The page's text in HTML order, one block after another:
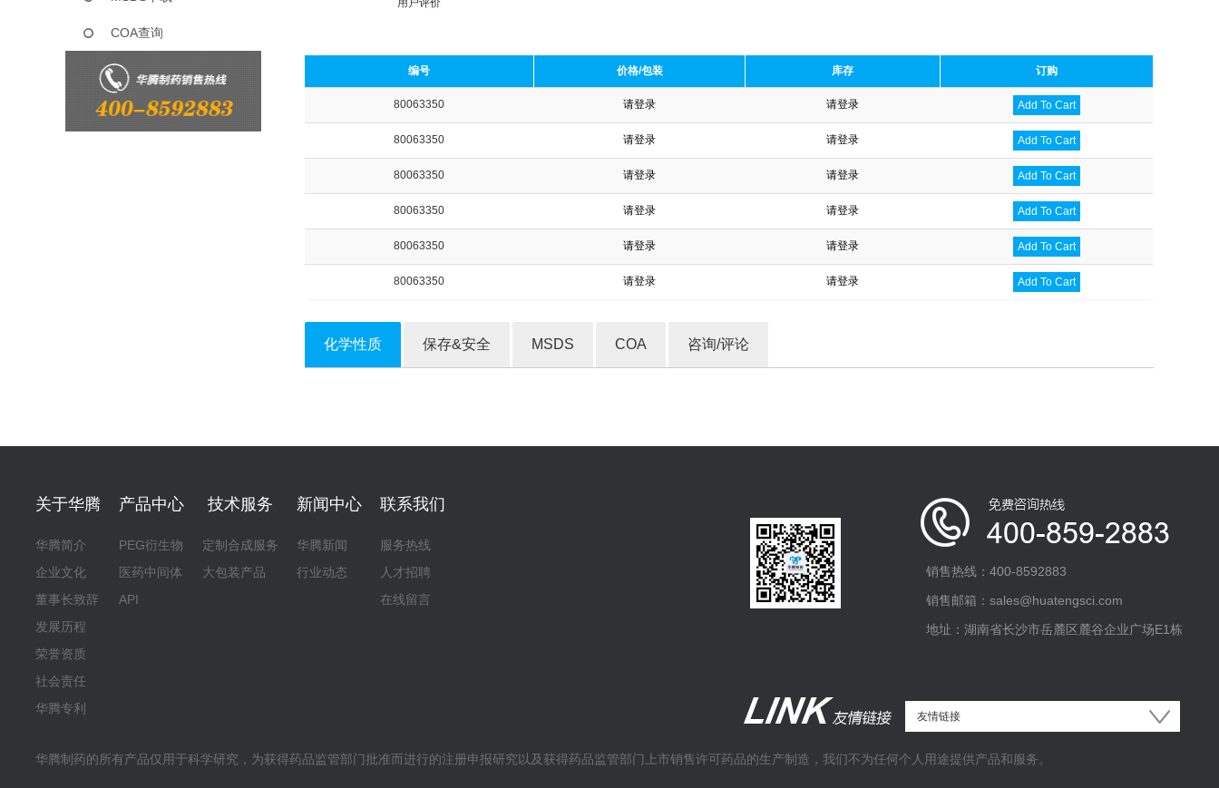
COA查询
用户评价
收藏产品
编号 价格/包装 库存 订购
80063350 请登录 请登录 Add To Cart
80063350 请登录 请登录 Add To Cart
80063350 请登录 请登录 Add To Cart
80063350 请登录 请登录 Add To Cart
80063350 请登录 请登录 Add To Cart
80063350 请登录 请登录 Add To Cart
化学性质 保存&安全 MSDS COA 咨询/评论
关于华腾
华腾简介
企业文化
董事长致辞
发展历程
荣誉资质
社会责任
华腾专利
产品中心
PEG衍生物
医药中间体
API
技术服务
定制合成服务
大包装产品
新闻中心
华腾新闻
行业动态
联系我们
服务热线
人才招聘
在线留言
销售热线：400-8592883
销售邮箱：sales@huatengsci.com
地址：湖南省长沙市岳麓区麓谷企业广场E1栋
华腾制药的所有产品仅用于科学研究，为获得药品监管部门批准而进行的注册申报研究以及获得药品监管部门上市销售许可药品的生产制造，我们不为任何个人用途提供产品和服务。